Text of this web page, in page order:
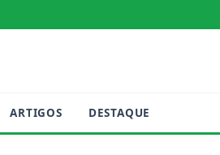
ARTIGOS DESTAQUE